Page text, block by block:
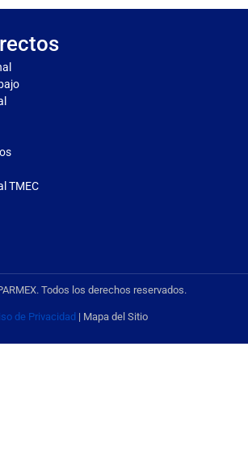
TMEC
Todos los derechos reservados.
de Privacidad | Mapa del Sitio